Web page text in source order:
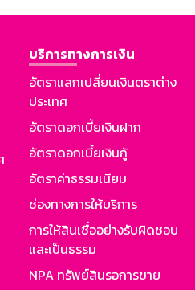
บริการทางการเงิน
อัตราแลกเปลี่ยนเงินตราต่าง
ประเทศ
อัตราดอกเบี้ยเงินฝาก
อัตราดอกเบี้ยเงินกู้
อัตราค่าธรรมเนียม
ช่องทางการให้บริการ
การให้สินเชื่ออย่างรับผิดชอบ
และเป็นธรรม
NPA ทรัพย์สินรอการขาย